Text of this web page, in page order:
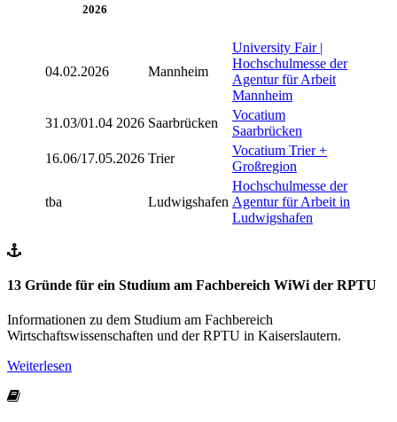
2026
04.02.2026 Mannheim
University Fair |
Hochschulmesse der
Agentur für Arbeit
Mannheim
31.03/01.04 2026 Saarbrücken
Vocatium
Saarbrücken
16.06/17.05.2026 Trier
Vocatium Trier +
Großregion
tba Ludwigshafen
Hochschulmesse der
Agentur für Arbeit in
Ludwigshafen
13 Gründe für ein Studium am Fachbereich WiWi der RPTU
Informationen zu dem Studium am Fachbereich
Wirtschaftswissenschaften und der RPTU in Kaiserslautern.
Weiterlesen